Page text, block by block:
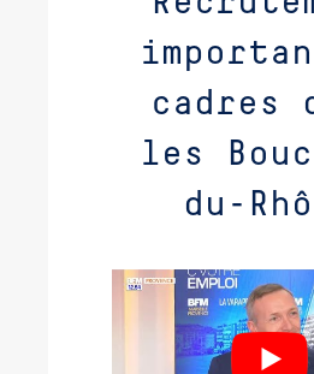
cadres
les
du-